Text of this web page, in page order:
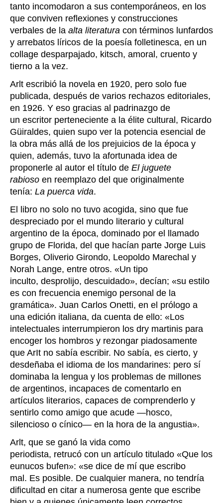
tanto incomodaron a sus contemporáneos, en los
que conviven reflexiones y construcciones
verbales de la alta literatura con términos lunfardos
y arrebatos líricos de la poesía folletinesca, en un
collage desparpajado, kitsch, amoral, cruento y
tierno a la vez.
Arlt escribió la novela en 1920, pero solo fue
publicada, después de varios rechazos editoriales,
en 1926. Y eso gracias al padrinazgo de
un escritor perteneciente a la élite cultural, Ricardo
Güiraldes, quien supo ver la potencia esencial de
la obra más allá de los prejuicios de la época y
quien, además, tuvo la afortunada idea de
proponerle al autor el título de El juguete
rabioso en reemplazo del que originalmente
tenía: La puerca vida.
El libro no solo no tuvo acogida, sino que fue
despreciado por el mundo literario y cultural
argentino de la época, dominado por el llamado
grupo de Florida, del que hacían parte Jorge Luis
Borges, Oliverio Girondo, Leopoldo Marechal y
Norah Lange, entre otros. «Un tipo
inculto, desprolijo, descuidado», decían; «su estilo
es con frecuencia enemigo personal de la
gramática». Juan Carlos Onetti, en el prólogo a
una edición italiana, da cuenta de ello: «Los
intelectuales interrumpieron los dry martinis para
encoger los hombros y rezongar piadosamente
que ArIt no sabía escribir. No sabía, es cierto, y
desdeñaba el idioma de los mandarines: pero sí
dominaba la lengua y los problemas de millones
de argentinos, incapaces de comentarlo en
artículos literarios, capaces de comprenderlo y
sentirlo como amigo que acude —hosco,
silencioso o cínico— en la hora de la angustia».
Arlt, que se ganó la vida como
periodista, retrucó con un artículo titulado «Que los
eunucos bufen»: «se dice de mí que escribo
mal. Es posible. De cualquier manera, no tendría
dificultad en citar a numerosa gente que escribe